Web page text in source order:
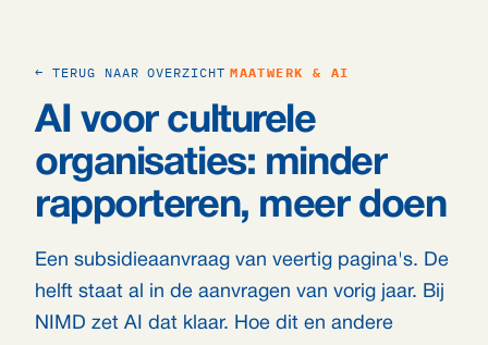
← TERUG NAAR OVERZICHT MAATWERK & AI
AI voor culturele
organisaties: minder
rapporteren, meer doen
Een subsidieaanvraag van veertig pagina's. De
helft staat al in de aanvragen van vorig jaar. Bij
NIMD zet AI dat klaar. Hoe dit en andere